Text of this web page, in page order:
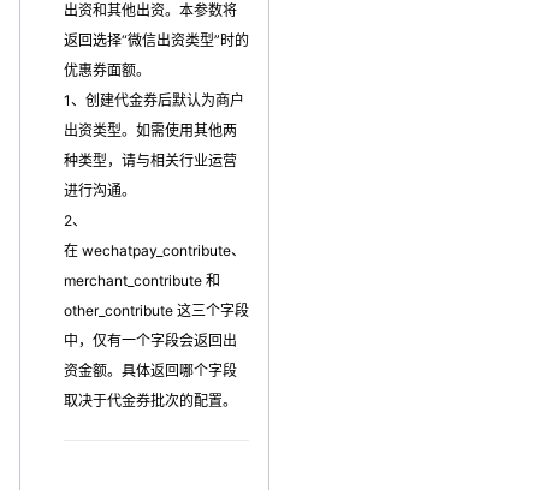
出资和其他出资。本参数将
返回选择“微信出资类型”时的
优惠券面额。
1、创建代金券后默认为商户
出资类型。如需使用其他两
种类型，请与相关行业运营
进行沟通。
2、
在 wechatpay_contribute、
merchant_contribute 和
other_contribute 这三个字段
中，仅有一个字段会返回出
资金额。具体返回哪个字段
取决于代金券批次的配置。